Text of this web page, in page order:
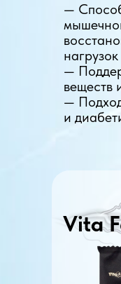
—
нагрузок
—
веществ
—
и
Vita